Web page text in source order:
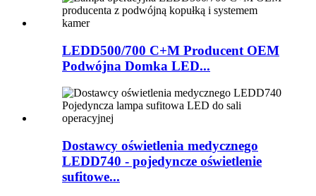
LEDD500/700 C+M Producent OEM
Podwójna Domka LED...
Dostawcy oświetlenia medycznego
LEDD740 - pojedyncze oświetlenie
sufitowe...